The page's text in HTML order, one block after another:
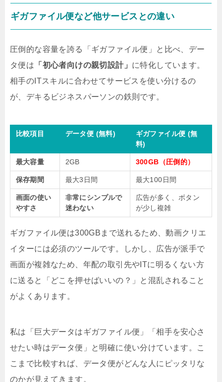
ギガファイル便など他サービスとの違い
圧倒的な容量を誇る「ギガファイル便」と比べ、デー
タ便は 「初心者向けの親切設計」 に特化しています。
相手のITスキルに合わせてサービスを使い分けるの
が、デキるビジネスパーソンの鉄則です。
比較項目 データ便 (無料)
ギガファイル便 (無
料)
最大容量 2GB 300GB（圧倒的）
保存期間 最大3日間 最大100日間
画面の使い
やすさ
非常にシンプルで
迷わない
広告が多く、ボタン
が少し複雑
ギガファイル便は300GBまで送れるため、動画クリエ
イターには必須のツールです。しかし、広告が派手で
画面が複雑なため、年配の取引先やITに明るくない方
に送ると「どこを押せばいいの？」と混乱されること
がよくあります。
私は「巨大データはギガファイル便」「相手を安心さ
せたい時はデータ便」と明確に使い分けています。こ
こまで比較すれば、データ便がどんな人にピッタリな
のかが見えてきます。